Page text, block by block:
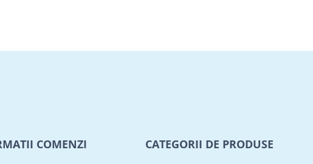
COMENZI CATEGORII DE PRODUSE